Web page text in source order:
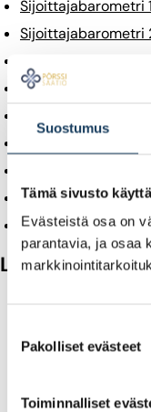
Suostumus
Tämä sivusto
Evästeistä osa on
parantavia, ja osaa
valinta
Pakolliset evästeet
Toiminnalliset
Sijoittajabarometri
Sijoittajabarometri
Sijoittajabarometri
Sijoittajabarometri
Sijoittajabarometri
Sijoittajabarometri
Lue lisää